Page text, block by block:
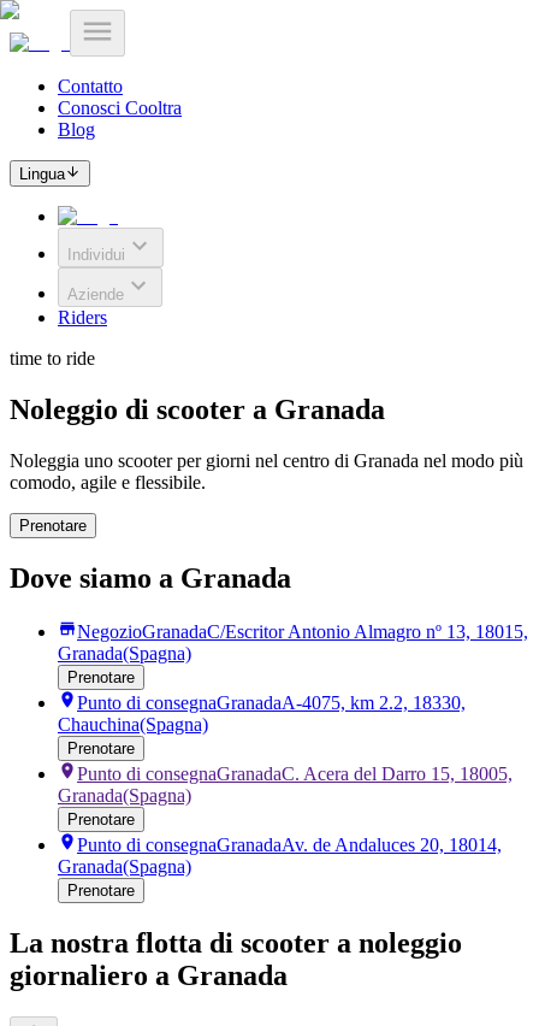
Contatto
Conosci Cooltra
Blog
Lingua
Individui
Aziende
Riders
time to ride
Noleggio di scooter a Granada
Noleggia uno scooter per giorni nel centro di Granada nel modo più
comodo, agile e flessibile.
Prenotare
Dove siamo a Granada
NegozioGranadaC/Escritor Antonio Almagro nº 13, 18015,
Granada(Spagna)
Prenotare
Punto di consegnaGranadaA-4075, km 2.2, 18330,
Chauchina(Spagna)
Prenotare
Punto di consegnaGranadaC. Acera del Darro 15, 18005,
Granada(Spagna)
Prenotare
Punto di consegnaGranadaAv. de Andaluces 20, 18014,
Granada(Spagna)
Prenotare
La nostra flotta di scooter a noleggio
giornaliero a Granada